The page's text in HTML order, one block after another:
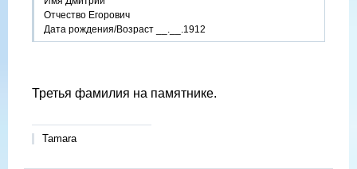
Отчество Егорович
Дата рождения/Возраст __.__.1912
Третья фамилия на памятнике.
Tamara